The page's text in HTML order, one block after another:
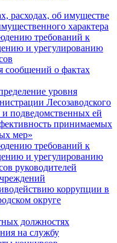
расходах, об имуществе
характера
требований к
и урегулированию
сообщений о фактах
уровня
Лесозаводского
и подведомственных ей
принимаемых
мер»
требований к
и урегулированию
руководителей
коррупции в
округе
должностях
на службу